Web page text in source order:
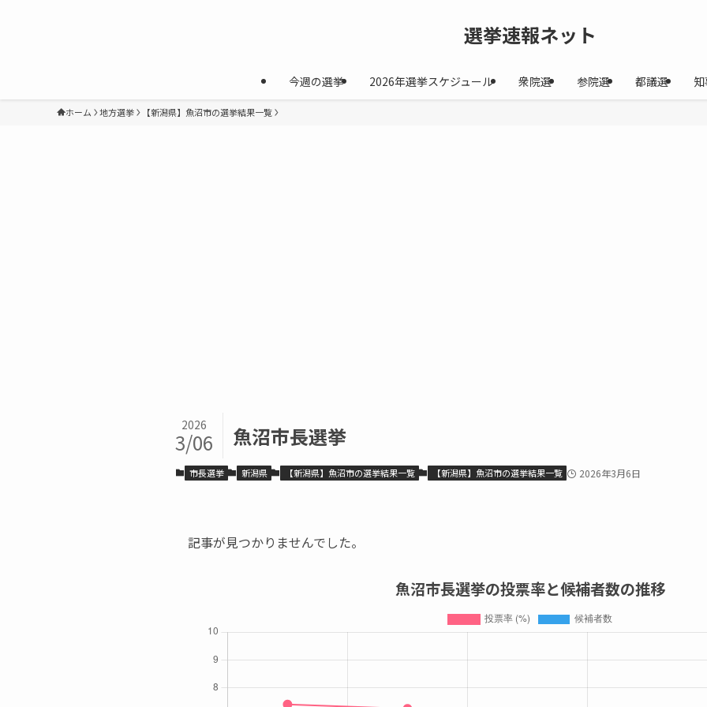
選挙速報ネット
今週の選挙 2026年選挙スケジュール 衆院選 参院選 都議選
ホーム 地方選挙 【新潟県】魚沼市の選挙結果一覧
魚沼市長選挙
2026
3/06
市長選挙 新潟県 【新潟県】魚沼市の選挙結果一覧 【新潟県】魚沼市の選挙結果一覧 2026年3月6日
記事が見つかりませんでした。
魚沼市長選挙の投票率と候補者数の推移